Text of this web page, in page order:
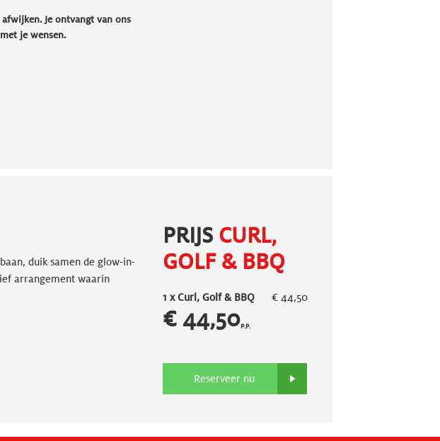
Je ontvangt van ons
je wensen.
duik samen de glow-in-
arrangement waarin
PRIJS CURL,
GOLF & BBQ
1 xCurl, Golf & BBQ € 44,50
€ 44,50P.P.
Reserveer nu